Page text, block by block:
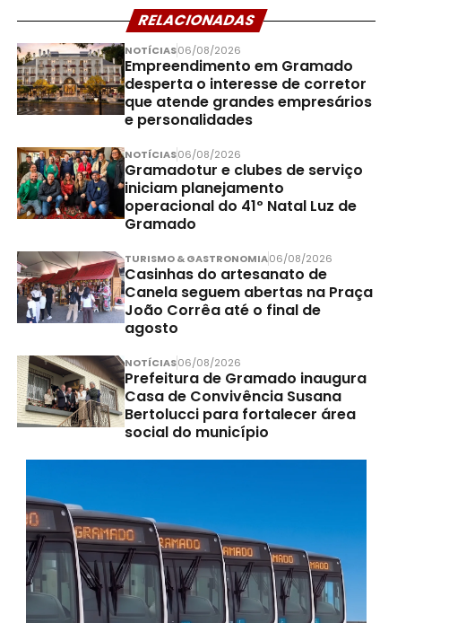
RELACIONADAS
NOTÍCIAS06/08/2026
Empreendimento em Gramado
desperta o interesse de corretor
que atende grandes empresários
e personalidades
NOTÍCIAS06/08/2026
Gramadotur e clubes de serviço
iniciam planejamento
operacional do 41º Natal Luz de
Gramado
TURISMO & GASTRONOMIA06/08/2026
Casinhas do artesanato de
Canela seguem abertas na Praça
João Corrêa até o final de
agosto
NOTÍCIAS06/08/2026
Prefeitura de Gramado inaugura
Casa de Convivência Susana
Bertolucci para fortalecer área
social do município